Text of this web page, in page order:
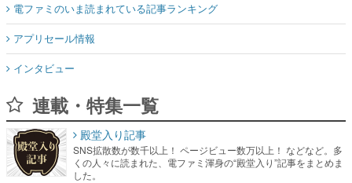
電ファミのいま読まれている記事ランキング
アプリセール情報
インタビュー
連載・特集一覧
殿堂入り記事
SNS拡散数が数千以上！ ページビュー数万以上！ などなど。多
くの人々に読まれた、電ファミ渾身の“殿堂入り”記事をまとめま
した。